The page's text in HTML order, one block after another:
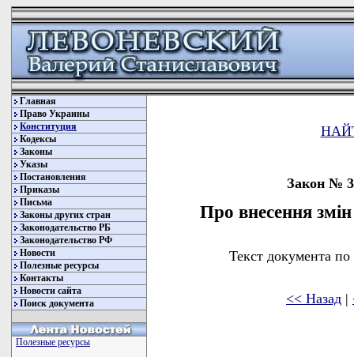
Главная
Право Украины
Конституция
Кодексы
Законы
Указы
Постановления
Приказы
Письма
Законы других стран
Законодательство РБ
Законодательство РФ
Новости
Полезные ресурсы
Контакты
Новости сайта
Поиск документа
Полезные ресурсы
Закон №
Про внесення
Текст документа
<< Назад |